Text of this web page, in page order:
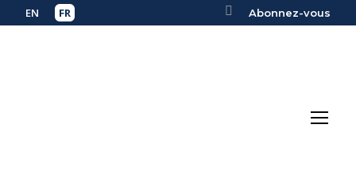
Abonnez-vous